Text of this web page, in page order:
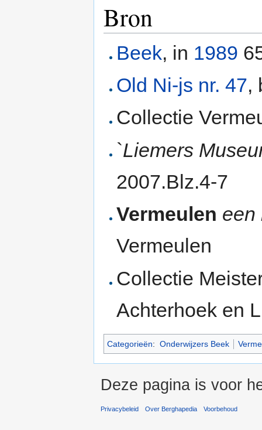
Bron
Beek, in 1989
Old Ni-js nr. 47,
Collectie
`Liemers
2007.Blz.4-7
Vermeulen een
Vermeulen
Collectie
Achterhoek en
Categorieën: Onderwijzers Beek
Deze pagina is voor
Privacybeleid Over Berghapedia Voorbehoud